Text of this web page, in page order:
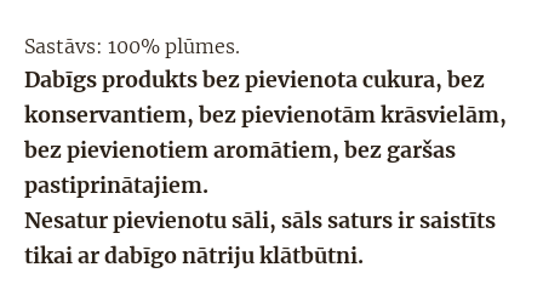
Sastāvs: 100% plūmes.
Dabīgs produkts bez pievienota cukura, bez
konservantiem, bez pievienotām krāsvielām,
bez pievienotiem aromātiem, bez garšas
pastiprinātajiem.
Nesatur pievienotu sāli, sāls saturs ir saistīts
tikai ar dabīgo nātrijuklātbūtni.